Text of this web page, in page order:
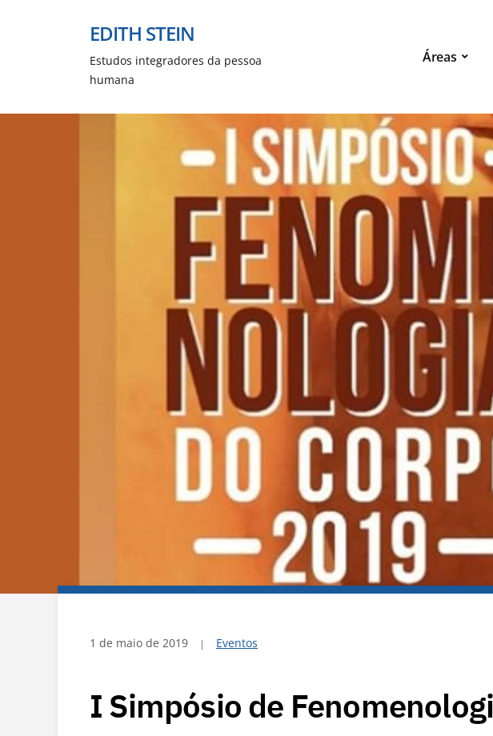
EDITH STEIN
Estudos integradores da pessoa
humana
Áreas
1 de maio de 2019 Eventos
I Simpósio de